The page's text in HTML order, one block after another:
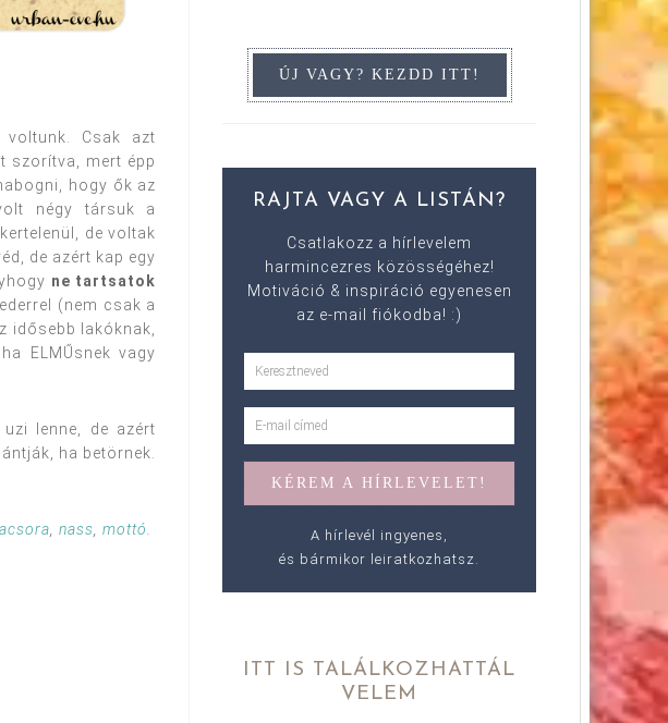
voltunk. Csak azt
szorítva, mert épp
hogy ők az
négy társuk a
de voltak
de azért kap egy
ne tartsatok
(nem csak a
idősebb lakóknak,
ELMŰsnek vagy
lenne, de azért
ha betörnek.
,nass ,mottó
RAJTA VAGY A LISTÁN?
Csatlakozz a hírlevelem
harmincezres közösségéhez!
Motiváció & inspiráció egyenesen
az e-mail fiókodba! :)
A hírlevél ingyenes,
és bármikor leiratkozhatsz.
ITT IS TALÁLKOZHATTÁL
VELEM